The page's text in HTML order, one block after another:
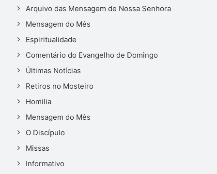
Arquivo das Mensagem de Nossa Senhora
Mensagem do Mês
Espiritualidade
Comentário do Evangelho de Domingo
Últimas Notícias
Retiros no Mosteiro
Homilia
Mensagem do Mês
O Discípulo
Missas
Informativo